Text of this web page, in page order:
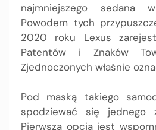
najmniejszego sedana
Powodem tych
2020 roku Lexus
Patentów i Znaków
Zjednoczonych właśnie
Pod maską takiego
spodziewać się jednego
Pierwszą opcją jest